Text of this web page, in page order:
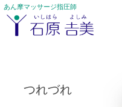
あん摩マッサージ指圧師
つれづれ